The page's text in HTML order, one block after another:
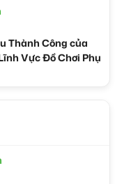
Thành Công của
Vực Đồ Chơi Phụ